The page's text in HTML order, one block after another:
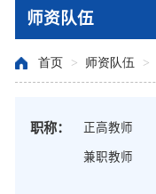
师资队伍
首页 > 师资队伍 >
职称： 正高教师
兼职教师